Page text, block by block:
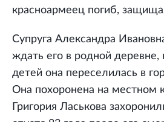
красноармеец погиб,
Супруга Александра
ждать его в родной деревне,
детей она переселилась в
Она похоронена на местном
Григория Ласькова